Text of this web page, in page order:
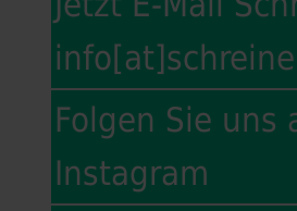
Folgen Sie uns
Instagram